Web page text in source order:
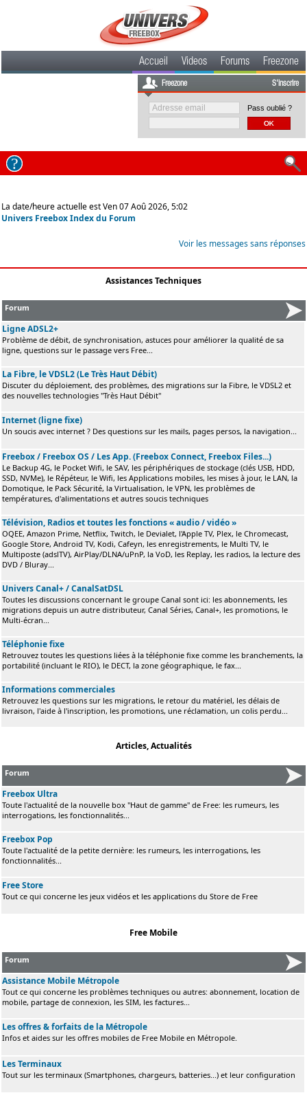
Accueil Videos Forums Freezone
Freezone S'inscrire
Pass oublié ?
La date/heure actuelle est Ven 07 Aoû 2026, 5:02
Univers Freebox Index du Forum
Voir les messages sans réponses
Assistances Techniques
Forum
Ligne ADSL2+
Problème de débit, de synchronisation, astuces pour améliorer la qualité de sa
ligne, questions sur le passage vers Free...
La Fibre, le VDSL2 (Le Très Haut Débit)
Discuter du déploiement, des problèmes, des migrations sur la Fibre, le VDSL2 et
des nouvelles technologies "Très Haut Débit"
Internet (ligne fixe)
Un soucis avec internet ? Des questions sur les mails, pages persos, la navigation...
Freebox / Freebox OS / Les App. (Freebox Connect, Freebox Files...)
Le Backup 4G, le Pocket Wifi, le SAV, les périphériques de stockage (clés USB, HDD,
SSD, NVMe), le Répéteur, le Wifi, les Applications mobiles, les mises à jour, le LAN, la
Domotique, le Pack Sécurité, la Virtualisation, le VPN, les problèmes de
températures, d'alimentations et autres soucis techniques
Télévision, Radios et toutes les fonctions « audio / vidéo »
OQEE, Amazon Prime, Netflix, Twitch, le Devialet, l'Apple TV, Plex, le Chromecast,
Google Store, Android TV, Kodi, Cafeyn, les enregistrements, le Multi TV, le
Multiposte (adslTV), AirPlay/DLNA/uPnP, la VoD, les Replay, les radios, la lecture des
DVD / Bluray...
Univers Canal+ / CanalSatDSL
Toutes les discussions concernant le groupe Canal sont ici: les abonnements, les
migrations depuis un autre distributeur, Canal Séries, Canal+, les promotions, le
Multi-écran...
Téléphonie fixe
Retrouvez toutes les questions liées à la téléphonie fixe comme les branchements, la
portabilité (incluant le RIO), le DECT, la zone géographique, le fax...
Informations commerciales
Retrouvez les questions sur les migrations, le retour du matériel, les délais de
livraison, l'aide à l'inscription, les promotions, une réclamation, un colis perdu...
Articles, Actualités
Forum
Freebox Ultra
Toute l'actualité de la nouvelle box "Haut de gamme" de Free: les rumeurs, les
interrogations, les fonctionnalités...
Freebox Pop
Toute l'actualité de la petite dernière: les rumeurs, les interrogations, les
fonctionnalités...
Free Store
Tout ce qui concerne les jeux vidéos et les applications du Store de Free
Free Mobile
Forum
Assistance Mobile Métropole
Tout ce qui concerne les problèmes techniques ou autres: abonnement, location de
mobile, partage de connexion, les SIM, les factures...
Les offres & forfaits de la Métropole
Infos et aides sur les offres mobiles de Free Mobile en Métropole.
Les Terminaux
Tout sur les terminaux (Smartphones, chargeurs, batteries...) et leur configuration